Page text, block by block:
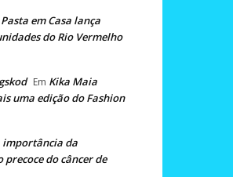
Pasta em Casa lança
do Rio Vermelho
Em Kika Maia
uma edição do Fashion
importância da
do câncer de